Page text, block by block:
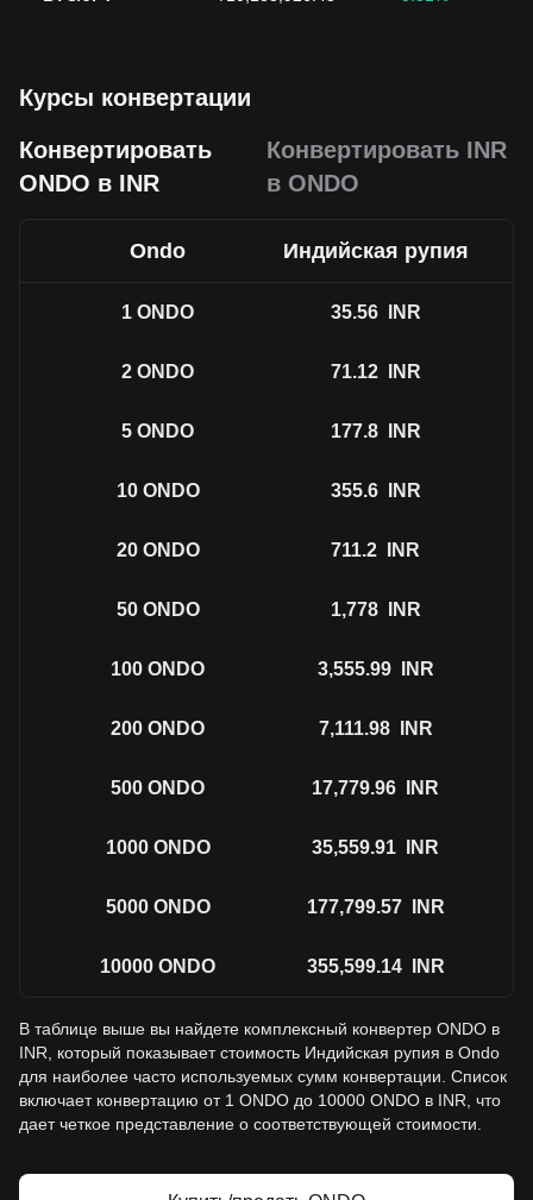
Курсы конвертации
Конвертировать
ONDO в INR
Конвертировать INR
в ONDO
Ondo Индийская рупия
1 ONDO 35.56 INR
2 ONDO 71.12 INR
5 ONDO 177.8 INR
10 ONDO 355.6 INR
20 ONDO 711.2 INR
50 ONDO 1,778 INR
100 ONDO 3,555.99 INR
200 ONDO 7,111.98 INR
500 ONDO 17,779.96 INR
1000 ONDO 35,559.91 INR
5000 ONDO 177,799.57 INR
10000 ONDO 355,599.14 INR
В таблице выше вы найдете комплексный конвертер ONDO в
INR, который показывает стоимость Индийская рупия в Ondo
для наиболее часто используемых сумм конвертации. Список
включает конвертацию от 1 ONDO до 10000 ONDO в INR, что
дает четкое представление о соответствующей стоимости.